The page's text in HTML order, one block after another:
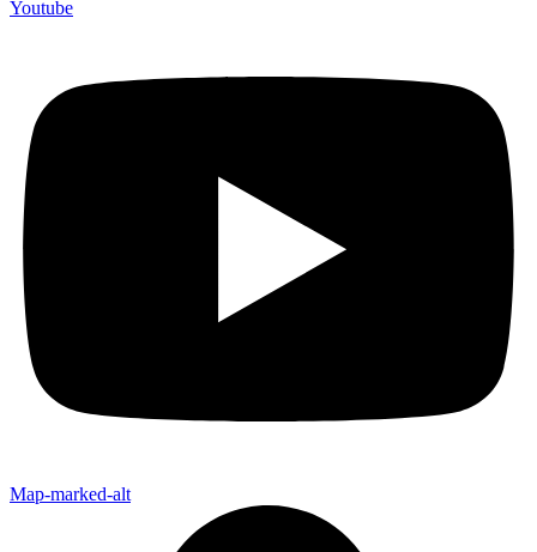
Youtube
Map-marked-alt